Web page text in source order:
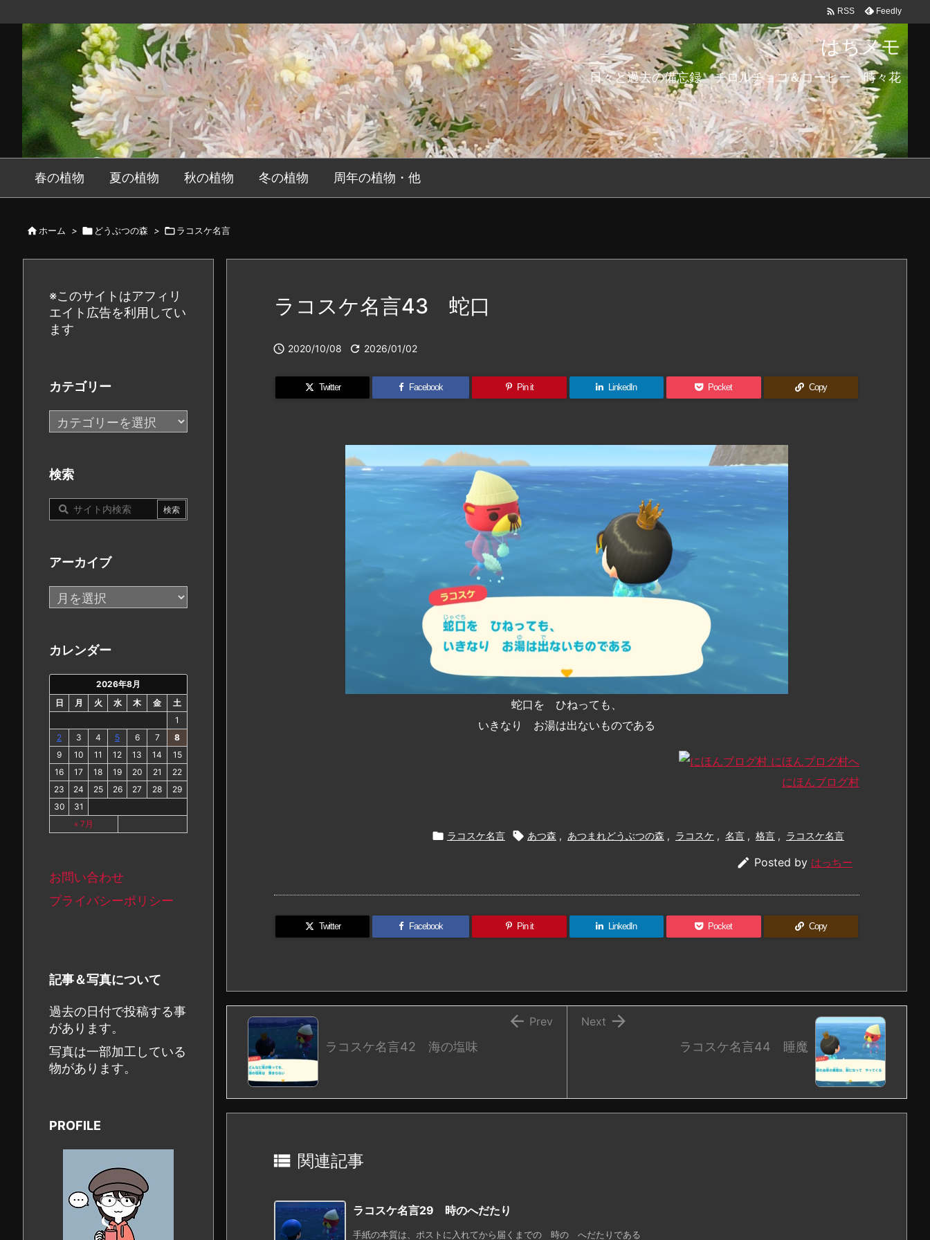
はちメモ
日々と過去の備忘録 チロルチョコ＆コーヒー 時々花
春の植物 夏の植物 秋の植物 冬の植物 周年の植物・他
 RSS Feedly
 ホーム >  どうぶつの森 > ラコスケ名言
ラコスケ名言43 蛇口
 2020/10/08  2026/01/02
Twitter Facebook Pin it LinkedIn Pocket Copy
蛇口を ひねっても、
いきなり お湯は出ないものである
にほんブログ村
 ラコスケ名言  あつ森 , あつまれどうぶつの森 , ラコスケ , 名言 , 格言 , ラコスケ名言
 Posted by はっちー
Twitter Facebook Pin it LinkedIn Pocket Copy
ラコスケ名言44 睡魔

Next
ラコスケ名言42 海の塩味
 Prev
 関連記事
ラコスケ名言29 時のへだたり
手紙の本質は、ポストに入れてから届くまでの 時の へだたりである
※このサイトはアフィリ
エイト広告を利用してい
ます
カテゴリー
カ
テ
リ
ー
検索
アーカイブ
ア
ー
イ
ブ
カレンダー
2026年8月
日
月 火 水 木 金
土
1
2
3 4 5 6 7
8
9
10 11 12 13 14
15
16
17 18 19 20 21
22
23
24 25 26 27 28
29
30
31
« 7月
お問い合わせ
プライバシーポリシー
記事＆写真について
過去の日付で投稿する事
があります。
写真は一部加工している
物があります。
PROFILE